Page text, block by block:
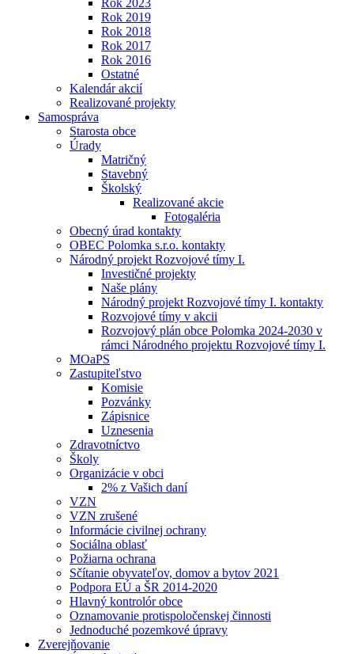
Rok 2023
Rok 2019
Rok 2018
Rok 2017
Rok 2016
Ostatné
Kalendár akcií
Realizované projekty
Samospráva
Starosta obce
Úrady
Matričný
Stavebný
Školský
Realizované akcie
Fotogaléria
Obecný úrad kontakty
OBEC Polomka s.r.o. kontakty
Národný projekt Rozvojové tímy I.
Investičné projekty
Naše plány
Národný projekt Rozvojové tímy I. kontakty
Rozvojové tímy v akcii
Rozvojový plán obce Polomka 2024-2030 v
rámci Národného projektu Rozvojové tímy I.
MOaPS
Zastupiteľstvo
Komisie
Pozvánky
Zápisnice
Uznesenia
Zdravotníctvo
Školy
Organizácie v obci
2% z Vašich daní
VZN
VZN zrušené
Informácie civilnej ochrany
Sociálna oblasť
Požiarna ochrana
Sčítanie obyvateľov, domov a bytov 2021
Podpora EÚ a ŠR 2014-2020
Hlavný kontrolór obce
Oznamovanie protispoločenskej činnosti
Jednoduché pozemkové úpravy
Zverejňovanie